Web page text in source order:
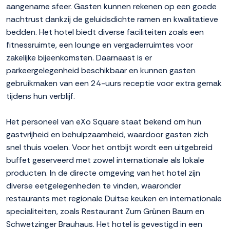
aangename sfeer. Gasten kunnen rekenen op een goede
nachtrust dankzij de geluidsdichte ramen en kwalitatieve
bedden. Het hotel biedt diverse faciliteiten zoals een
fitnessruimte, een lounge en vergaderruimtes voor
zakelijke bijeenkomsten. Daarnaast is er
parkeergelegenheid beschikbaar en kunnen gasten
gebruikmaken van een 24-uurs receptie voor extra gemak
tijdens hun verblijf.
Het personeel van eXo Square staat bekend om hun
gastvrijheid en behulpzaamheid, waardoor gasten zich
snel thuis voelen. Voor het ontbijt wordt een uitgebreid
buffet geserveerd met zowel internationale als lokale
producten. In de directe omgeving van het hotel zijn
diverse eetgelegenheden te vinden, waaronder
restaurants met regionale Duitse keuken en internationale
specialiteiten, zoals Restaurant Zum Grünen Baum en
Schwetzinger Brauhaus. Het hotel is gevestigd in een